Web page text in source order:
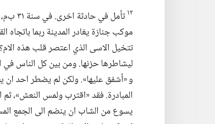
١٢
تأمل
موكب جنازة يغادر المدينة ربما باتجاه
تتخيل الاسى الذي اعتصر قلب هذه
ليشاطرها حزنها.‏ ومن بين كل الناس في
و «أشفق عليها».‏ ولكن لم يضطر احد ان
المبادرة.‏ فقد «اقترب ولمسالنعش»،‏
يسوع من الشاب ان ينضم الى الجمع